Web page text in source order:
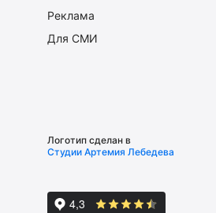
Реклама
Для СМИ
Логотип сделан в
Студии Артемия Лебедева